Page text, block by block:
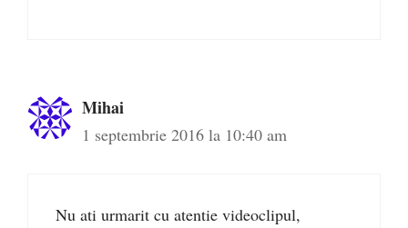
Mihai
1 septembrie 2016 la 10:40 am
Nu ati urmarit cu atentie videoclipul,